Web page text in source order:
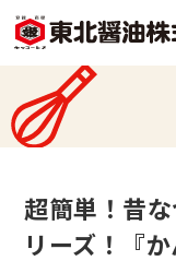
超簡単！昔
リーズ！『か